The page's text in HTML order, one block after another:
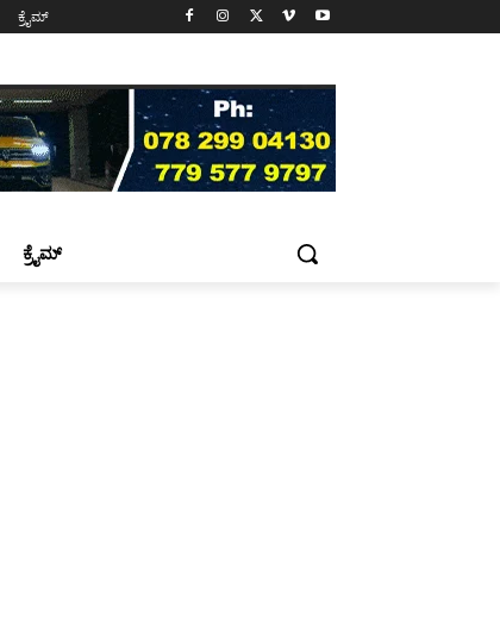
ಕ್ರೈಮ್
ಕ್ರೈಮ್